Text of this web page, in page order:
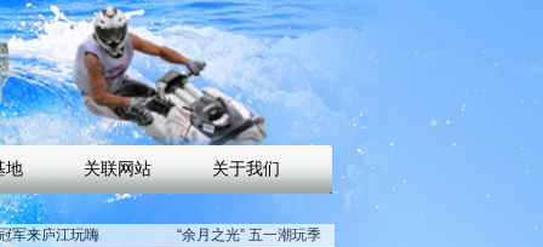
地 关联网站 关于我们
军来庐江玩嗨
“余月之光” 五一潮玩季